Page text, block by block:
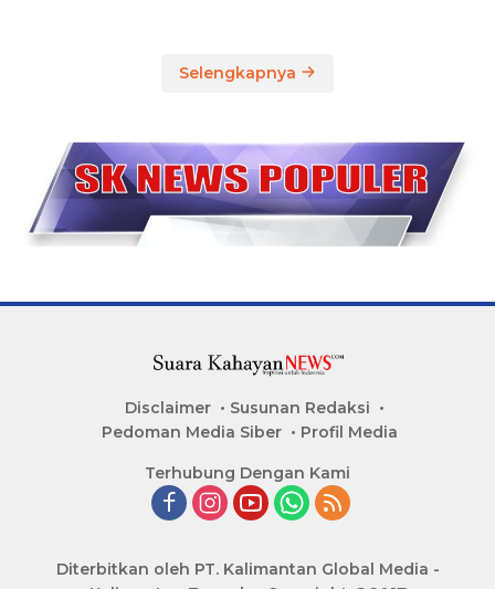
Selengkapnya
Disclaimer
Susunan Redaksi
Pedoman Media Siber
Profil Media
Terhubung Dengan Kami
Diterbitkan oleh PT. Kalimantan Global Media -